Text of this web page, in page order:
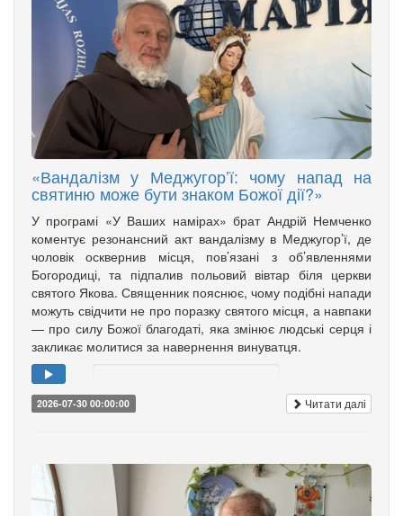
«Вандалізм у Меджугор’ї: чому напад на
святиню може бути знаком Божої дії?»
У програмі «У Ваших намірах» брат Андрій Немченко
коментує резонансний акт вандалізму в Меджугор’ї, де
чоловік осквернив місця, пов’язані з об’явленнями
Богородиці, та підпалив польовий вівтар біля церкви
святого Якова. Священник пояснює, чому подібні напади
можуть свідчити не про поразку святого місця, а навпаки
— про силу Божої благодаті, яка змінює людські серця і
закликає молитися за навернення винуватця.
2026-07-30 00:00:00 Читати далі